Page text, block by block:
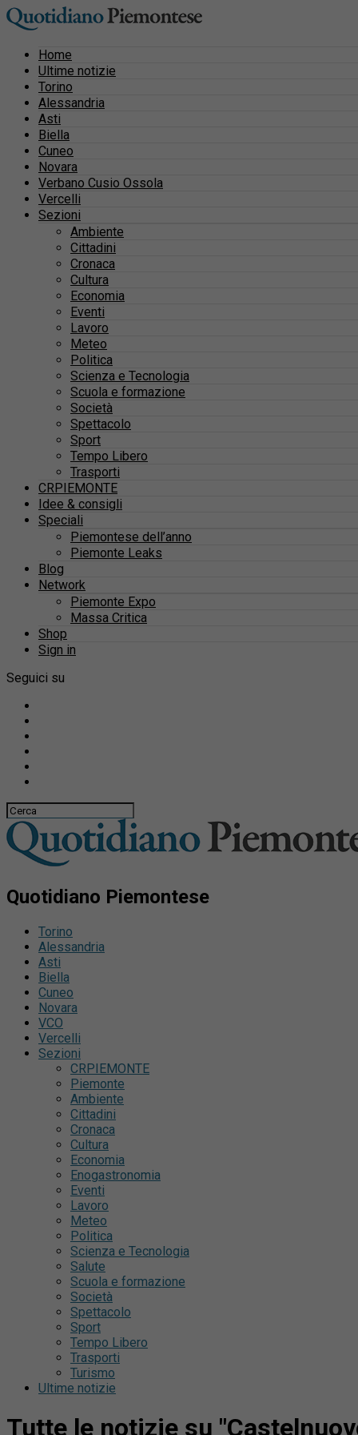
Home
Ultime notizie
Torino
Alessandria
Asti
Biella
Cuneo
Novara
Verbano Cusio Ossola
Vercelli
Sezioni
Ambiente
Cittadini
Cronaca
Cultura
Economia
Eventi
Lavoro
Meteo
Politica
Scienza e Tecnologia
Scuola e formazione
Società
Spettacolo
Sport
Tempo Libero
Trasporti
CRPIEMONTE
Idee & consigli
Speciali
Piemontese dell’anno
Piemonte Leaks
Blog
Network
Piemonte Expo
Massa Critica
Shop
Sign in
Seguici su
Quotidiano Piemontese
Torino
Alessandria
Asti
Biella
Cuneo
Novara
VCO
Vercelli
Sezioni
CRPIEMONTE
Piemonte
Ambiente
Cittadini
Cronaca
Cultura
Economia
Enogastronomia
Eventi
Lavoro
Meteo
Politica
Scienza e Tecnologia
Salute
Scuola e formazione
Società
Spettacolo
Sport
Tempo Libero
Trasporti
Turismo
Ultime notizie
Tutte le notizie su